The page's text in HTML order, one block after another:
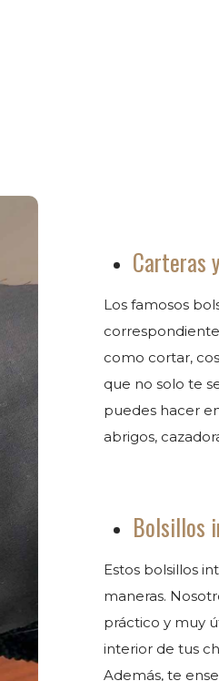
Carteras
Los famosos
como cortar,
que no solo te
puedes hacer
abrigos,
Bolsillos
Estos bolsillos
maneras.
práctico y muy
interior de tus
Además, te